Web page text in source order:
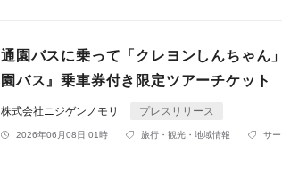
通園バスに乗って「クレヨンしんちゃん
園バス』乗車券付き限定ツアーチケット
株式会社ニジゲンノモリ プレスリリース
2026年06月08日 01時 旅行・観光・地域情報 サー